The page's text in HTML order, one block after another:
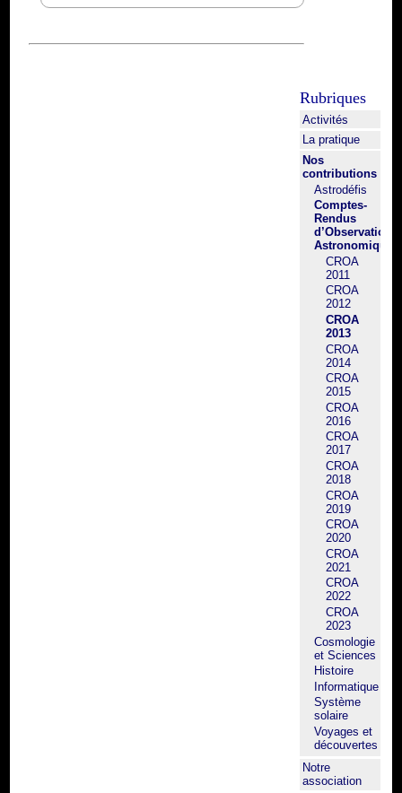
Rubriques
Activités
La pratique
Nos
contributions
Astrodéfis
Comptes-
Rendus
d’Observation
Astronomique
CROA
2011
CROA
2012
CROA
2013
CROA
2014
CROA
2015
CROA
2016
CROA
2017
CROA
2018
CROA
2019
CROA
2020
CROA
2021
CROA
2022
CROA
2023
Cosmologie
et Sciences
Histoire
Informatique
Système
solaire
Voyages et
découvertes
Notre
association